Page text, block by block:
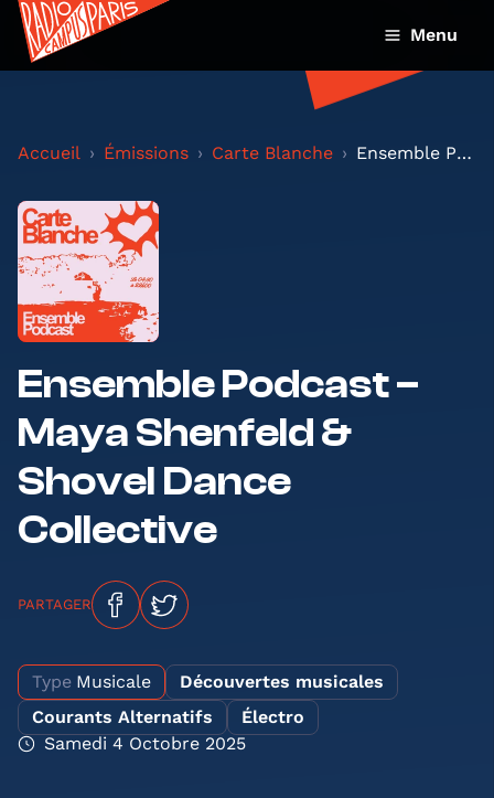
Menu
Accueil Émissions Carte Blanche Ensemble Podcast – Maya Shenfeld & Shovel Dance Co...
Ensemble Podcast –
Maya Shenfeld &
Shovel Dance
Collective
PARTAGER
Type Musicale
Découvertes musicales
Courants Alternatifs
Électro
Samedi 4 Octobre 2025